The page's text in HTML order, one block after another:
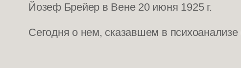
Йозеф Брейер в Вене 20 июня 1925 г.
Сегодня о нем, сказавшем в